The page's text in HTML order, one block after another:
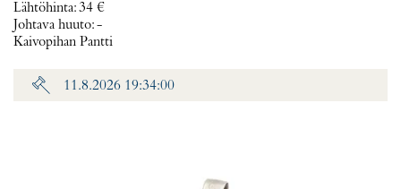
Lähtöhinta:34 €
Johtava huuto:-
Kaivopihan Pantti
11.8.2026 19:34:00